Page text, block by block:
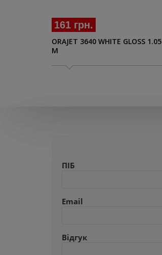
161 грн.
ORAJET 3640 WHITE GLOSS 1.05
M
ПІБ
Email
Відгук